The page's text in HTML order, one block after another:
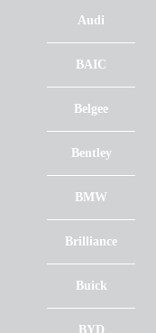
Audi
BAIC
Belgee
Bentley
BMW
Brilliance
Buick
BYD